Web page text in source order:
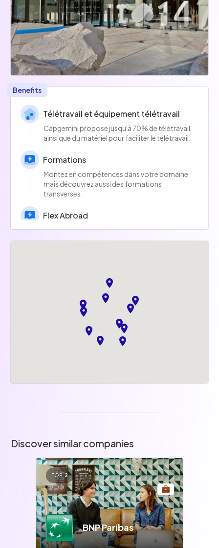
Benefits
Télétravail et équipement télétravail
Capgemini propose jusqu'à 70% de télétravail
ainsi que du matériel pour faciliter le télétravail.
Formations
Montez en compétences dans votre domaine
mais découvrez aussi des formations
transverses.
Flex Abroad
Possibilité de faire 45 jours de télétravail dans
un pays étranger.
Discover similar companies
TOP 2
BNP Paribas